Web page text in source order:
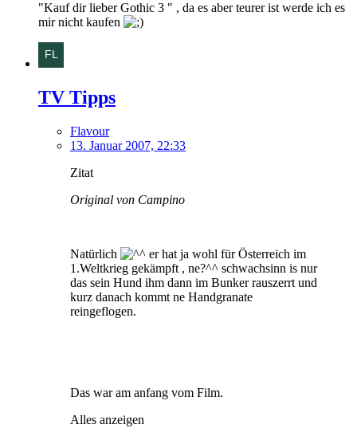
"Kauf dir lieber Gothic 3 " , da es aber teurer ist werde ich es
mir nicht kaufen
TV Tipps
Flavour
13. Januar 2007, 22:33
Zitat
Original von Campino
Natürlich
er hat ja wohl für Österreich im
1.Weltkrieg gekämpft , ne?^^ schwachsinn is nur
das sein Hund ihm dann im Bunker rauszerrt und
kurz danach kommt ne Handgranate
reingeflogen.
Das war am anfang vom Film.
Alles anzeigen